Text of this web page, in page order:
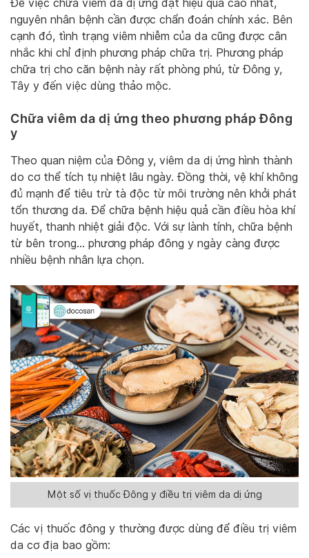
Để việc chữa viêm da dị ứng đạt hiệu quả cao nhất,
nguyên nhân bệnh cần được chẩn đoán chính xác. Bên
cạnh đó, tình trạng viêm nhiễm của da cũng được cân
nhắc khi chỉ định phương pháp chữa trị. Phương pháp
chữa trị cho căn bệnh này rất phòng phú, từ Đông y,
Tây y đến việc dùng thảo mộc.
Chữa viêm da dị ứng theo phương pháp Đông
y
Theo quan niệm của Đông y, viêm da dị ứng hình thành
do cơ thể tích tụ nhiệt lâu ngày. Đồng thời, vệ khí không
đủ mạnh để tiêu trừ tà độc từ môi trường nên khởi phát
tổn thương da. Để chữa bệnh hiệu quả cần điều hòa khí
huyết, thanh nhiệt giải độc. Với sự lành tính, chữa bệnh
từ bên trong… phương pháp đông y ngày càng được
nhiều bệnh nhân lựa chọn.
Một số vị thuốc Đông y điều trị viêm da dị ứng
Các vị thuốc đông y thường được dùng để điều trị viêm
da cơ địa bao gồm: